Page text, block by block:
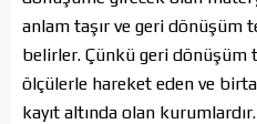
anlam taşır ve geri
belirler. Çünkü geri
ölçülerle hareket eden ve
kayıt altında olan